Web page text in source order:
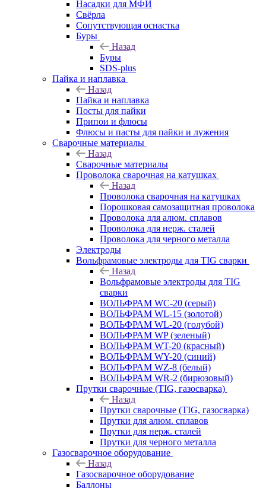
Насадки для МФИ
Свёрла
Сопутствующая оснастка
Буры
Назад
Буры
SDS-plus
Пайка и наплавка
Назад
Пайка и наплавка
Посты для пайки
Припои и флюсы
Флюсы и пасты для пайки и лужения
Сварочные материалы
Назад
Сварочные материалы
Проволока сварочная на катушках
Назад
Проволока сварочная на катушках
Порошковая самозащитная проволока
Проволока для алюм. сплавов
Проволока для нерж. сталей
Проволока для черного металла
Электроды
Вольфрамовые электроды для TIG сварки
Назад
Вольфрамовые электроды для TIG
сварки
ВОЛЬФРАМ WC-20 (серый)
ВОЛЬФРАМ WL-15 (золотой)
ВОЛЬФРАМ WL-20 (голубой)
ВОЛЬФРАМ WP (зеленый)
ВОЛЬФРАМ WT-20 (красный)
ВОЛЬФРАМ WY-20 (синий)
ВОЛЬФРАМ WZ-8 (белый)
ВОЛЬФРАМ WR-2 (бирюзовый)
Прутки сварочные (TIG, газосварка)
Назад
Прутки сварочные (TIG, газосварка)
Прутки для алюм. сплавов
Прутки для нерж. сталей
Прутки для черного металла
Газосварочное оборудование
Назад
Газосварочное оборудование
Баллоны